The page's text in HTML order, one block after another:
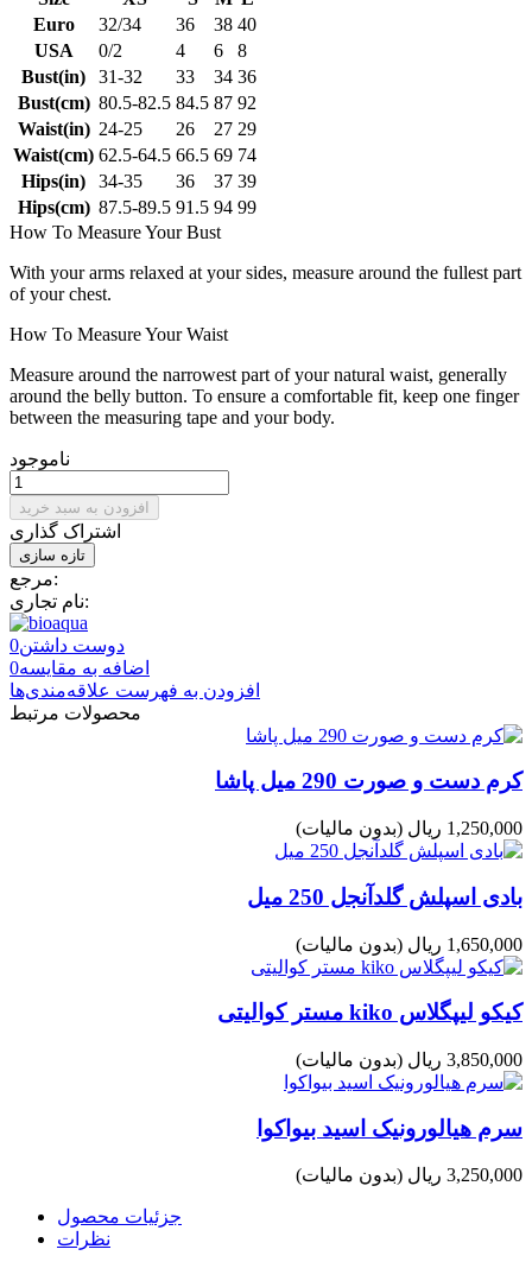
Euro
32/34 36 38 40
USA
0/2 4 6
8
Bust(in)
31-32 33 34 36
Bust(cm) 80.5-82.5 84.5 87 92
Waist(in) 24-25 26 27 29
Waist(cm) 62.5-64.5 66.5 69 74
Hips(in)
34-35 36 37 39
Hips(cm) 87.5-89.5 91.5 94 99
How To Measure Your Bust
With your arms relaxed at your sides, measure around the fullest part
of your chest.
How To Measure Your Waist
Measure around the narrowest part of your natural waist, generally
around the belly button. To ensure a comfortable fit, keep one finger
between the measuring tape and your body.
ناموجود
افزودن به سبد خرید
اشتراک گذاری
مرجع:
نام تجاری:
دوست داشتن0
اضافه به مقایسه0
افزودن به فهرست علاقه‌مندی‌ها
محصولات مرتبط
کرم دست و صورت 290 میل پاشا
1,250,000 ریال (بدون مالیات)
بادی اسپلش گلدآنجل 250 میل
1,650,000 ریال (بدون مالیات)
کیکو لیپگلاس kiko مستر کوالیتی
3,850,000 ریال (بدون مالیات)
سرم هیالورونیک اسید بیواکوا
3,250,000 ریال (بدون مالیات)
جزئیات محصول
نظرات